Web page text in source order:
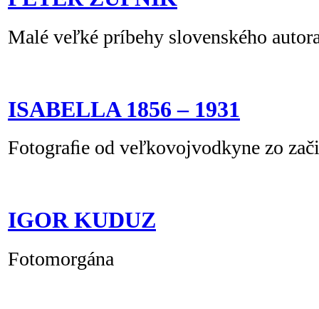
Malé veľké príbehy slovenského
ISABELLA 1856 – 1931
Fotograﬁe od veľkovojvodkyne zo
IGOR KUDUZ
Fotomorgána